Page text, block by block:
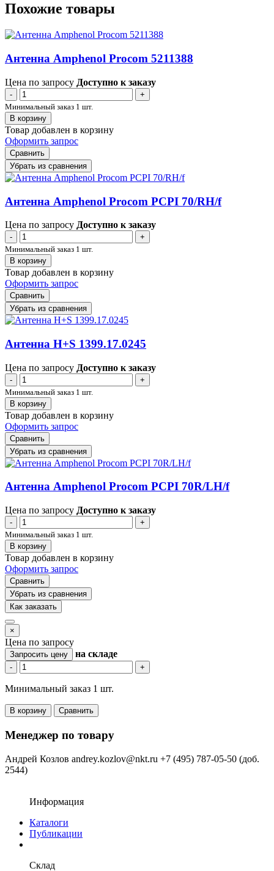
Похожие товары
Антенна Amphenol Procom 5211388
Цена по запросу Доступно к заказу
-
+
Минимальный заказ 1 шт.
В корзину
Товар добавлен в корзину
Оформить запрос
Сравнить
Убрать из сравнения
Антенна Amphenol Procom PCPI 70/RH/f
Цена по запросу Доступно к заказу
-
+
Минимальный заказ 1 шт.
В корзину
Товар добавлен в корзину
Оформить запрос
Сравнить
Убрать из сравнения
Антенна H+S 1399.17.0245
Цена по запросу Доступно к заказу
-
+
Минимальный заказ 1 шт.
В корзину
Товар добавлен в корзину
Оформить запрос
Сравнить
Убрать из сравнения
Антенна Amphenol Procom PCPI 70R/LH/f
Цена по запросу Доступно к заказу
-
+
Минимальный заказ 1 шт.
В корзину
Товар добавлен в корзину
Оформить запрос
Сравнить
Убрать из сравнения
Как заказать
×
Цена по запросу
Запросить цену на складе
- +
Минимальный заказ 1 шт.
В корзину Сравнить
Менеджер по товару
Андрей Козлов andrey.kozlov@nkt.ru +7 (495) 787-05-50 (доб.
2544)
Информация
Каталоги
Публикации
Склад